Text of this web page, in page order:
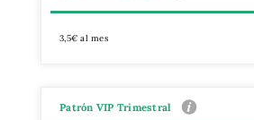
3,5€ al mes
Patrón VIP Trimestral